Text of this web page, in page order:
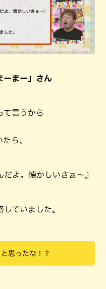
ーまー」さん
て言うから
ら、
だよ。懐かしいさぁ～』
いました。
思ったな！？